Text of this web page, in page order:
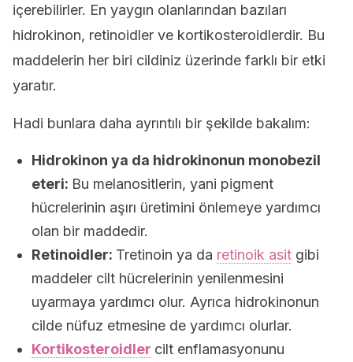
içerebilirler. En yaygın olanlarından bazıları
hidrokinon, retinoidler ve kortikosteroidlerdir. Bu
maddelerin her biri cildiniz üzerinde farklı bir etki
yaratır.
Hadi bunlara daha ayrıntılı bir şekilde bakalım:
Hidrokinon ya da hidrokinonun monobezil
eteri: Bu melanositlerin, yani pigment
hücrelerinin aşırı üretimini önlemeye yardımcı
olan bir maddedir.
Retinoidler: Tretinoin ya da retinoik asit gibi
maddeler cilt hücrelerinin yenilenmesini
uyarmaya yardımcı olur. Ayrıca hidrokinonun
cilde nüfuz etmesine de yardımcı olurlar.
Kortikosteroidler cilt enflamasyonunu